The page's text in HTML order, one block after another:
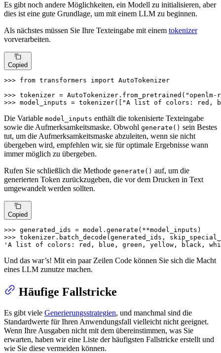
Es gibt noch andere Möglichkeiten, ein Modell zu initialisieren, aber
dies ist eine gute Grundlage, um mit einem LLM zu beginnen.
Als nächstes müssen Sie Ihre Texteingabe mit einem tokenizer
vorverarbeiten.
Copied
>>> from transformers import AutoTokenizer
>>> tokenizer = AutoTokenizer.from_pretrained( "openlm-
>>> model_inputs = tokenizer([ "A list of colors: red,
Die Variable model_inputs enthält die tokenisierte Texteingabe
sowie die Aufmerksamkeitsmaske. Obwohl generate() sein Bestes
tut, um die Aufmerksamkeitsmaske abzuleiten, wenn sie nicht
übergeben wird, empfehlen wir, sie für optimale Ergebnisse wann
immer möglich zu übergeben.
Rufen Sie schließlich die Methode generate() auf, um die
generierten Token zurückzugeben, die vor dem Drucken in Text
umgewandelt werden sollten.
Copied
>>>
>>> tokenizer.batch_decode(generated_ids,
'A list of colors: red, blue, green, yellow, black,
Und das war’s! Mit ein paar Zeilen Code können Sie sich die Macht
eines LLM zunutze machen.
Häufige Fallstricke
Es gibt viele Generierungsstrategien, und manchmal sind die
Standardwerte für Ihren Anwendungsfall vielleicht nicht geeignet.
Wenn Ihre Ausgaben nicht mit dem übereinstimmen, was Sie
erwarten, haben wir eine Liste der häufigsten Fallstricke erstellt und
wie Sie diese vermeiden können.